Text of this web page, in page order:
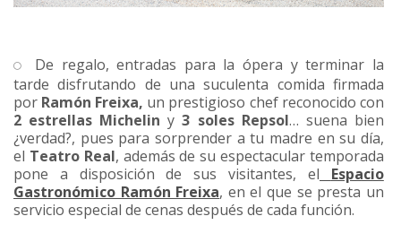
De regalo, entradas para la ópera y terminar la
tarde disfrutando de una suculenta comida firmada
por Ramón Freixa, un prestigioso chef reconocido con
2 estrellas Michelin y3 soles Repsol… suena bien
¿verdad?, pues para sorprender a tu madre en su día,
el Teatro Real, además de su espectacular temporada
pone a disposición de sus visitantes, el
Espacio
Gastronómico Ramón Freixa, en el que se presta un
servicio especial de cenas después de cada función.